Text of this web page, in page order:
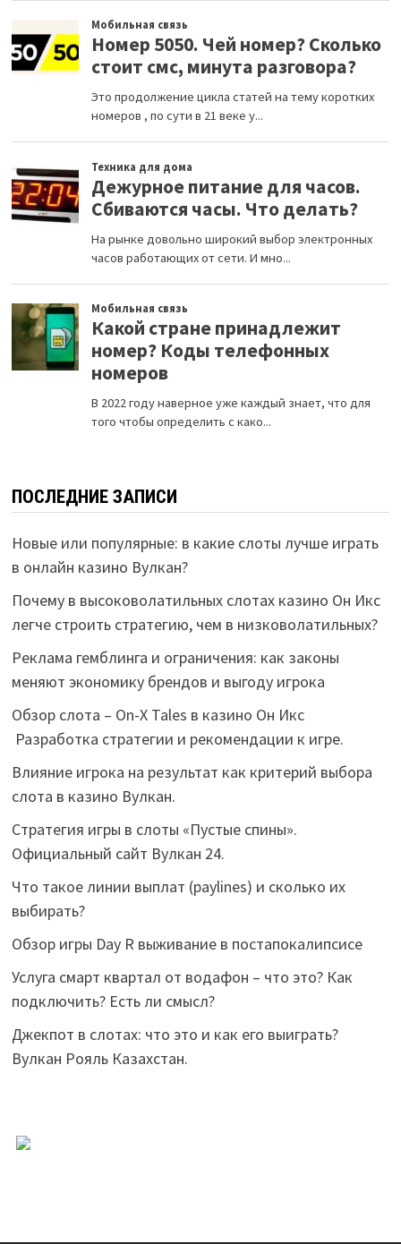
ПОСЛЕДНИЕ ЗАПИСИ
Новые или популярные: в какие слоты лучше играть
в онлайн казино Вулкан?
Почему в высоковолатильных слотах казино Он Икс
легче строить стратегию, чем в низковолатильных?
Реклама гемблинга и ограничения: как законы
меняют экономику брендов и выгоду игрока
Обзор слота – On-X Tales в казино Он Икс
Разработка стратегии и рекомендации к игре.
Влияние игрока на результат как критерий выбора
слота в казино Вулкан.
Стратегия игры в слоты «Пустые спины».
Официальный сайт Вулкан 24.
Что такое линии выплат (paylines) и сколько их
выбирать?
Обзор игры Day R выживание в постапокалипсисе
Услуга смарт квартал от водафон – что это? Как
подключить? Есть ли смысл?
Джекпот в слотах: что это и как его выиграть?
Вулкан Рояль Казахстан.